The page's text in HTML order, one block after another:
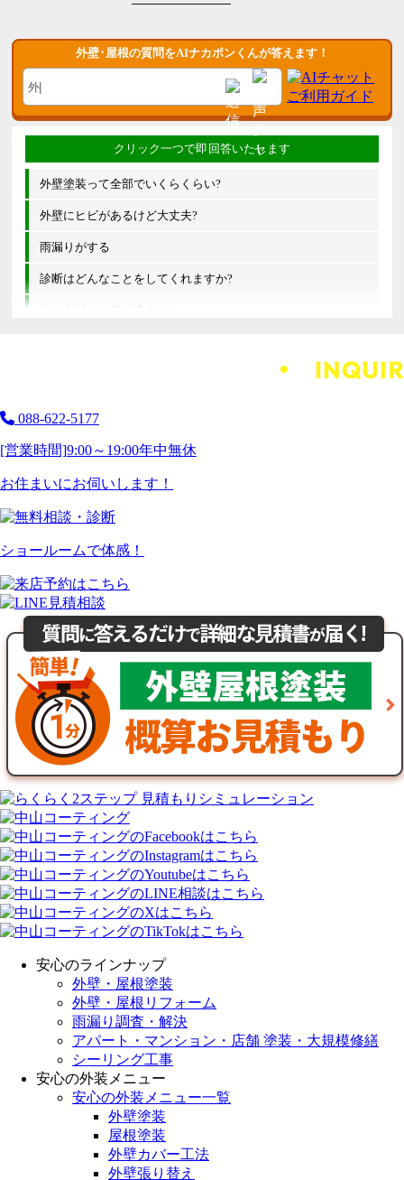
外壁･屋根の質問をAIナカポンくんが答えます！
外壁塗装って全部でいくらくらい?
外壁にヒビがあるけど大丈夫?
雨漏りがする
診断はどんなことをしてくれますか?
他の会社とは何が違うの?
088-622-5177
[営業時間]9:00～19:00年中無休
お住まいにお伺いします！
ショールームで体感！
安心のラインナップ
外壁・屋根塗装
外壁・屋根リフォーム
雨漏り調査・解決
アパート・マンション・店舗 塗装・大規模修繕
シーリング工事
安心の外装メニュー
安心の外装メニュー一覧
外壁塗装
屋根塗装
外壁カバー工法
外壁張り替え